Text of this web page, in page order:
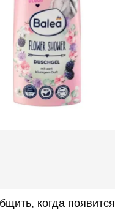
когда появится